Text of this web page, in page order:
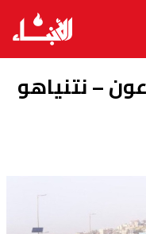
– نتنياهو